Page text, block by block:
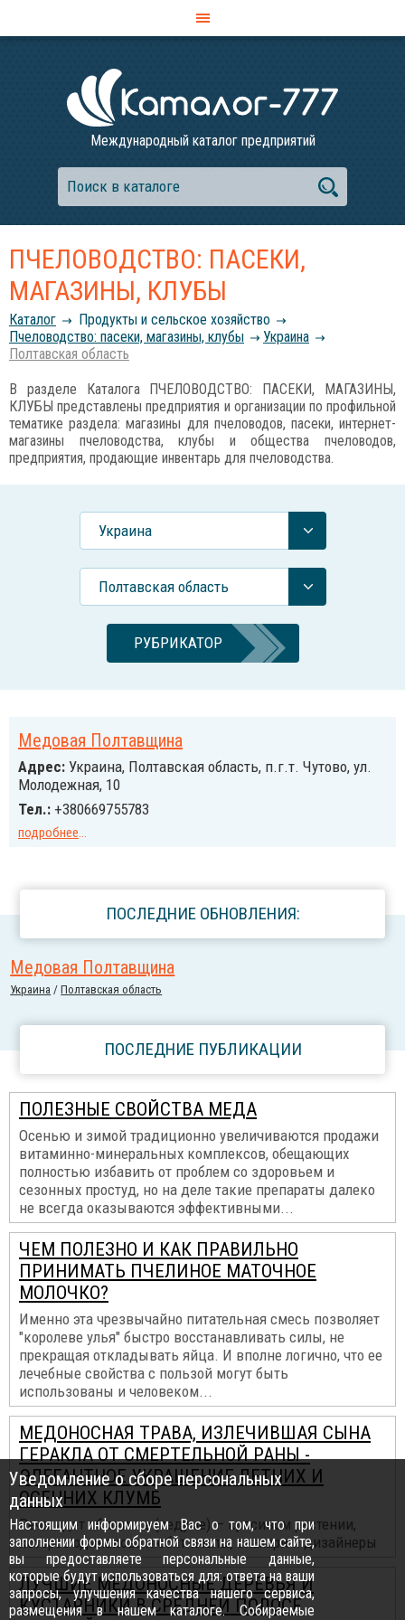
Международный каталог предприятий
ПЧЕЛОВОДСТВО: ПАСЕКИ,
МАГАЗИНЫ, КЛУБЫ
Каталог
Продукты и сельское хозяйство
Пчеловодство: пасеки, магазины, клубы
Украина
Полтавская область
В разделе Каталога ПЧЕЛОВОДСТВО: ПАСЕКИ, МАГАЗИНЫ,
КЛУБЫ представлены предприятия и организации по профильной
тематике раздела: магазины для пчеловодов, пасеки, интернет-
магазины пчеловодства, клубы и общества пчеловодов,
предприятия, продающие инвентарь для пчеловодства.
Украина
Полтавская область
РУБРИКАТОР
Медовая Полтавщина
Адрес: Украина, Полтавская область, п.г.т. Чутово, ул.
Молодежная, 10
Тел.: +380669755783
подробнее...
ПОСЛЕДНИЕ ОБНОВЛЕНИЯ:
Медовая Полтавщина
Украина /Полтавская область
ПОСЛЕДНИЕ ПУБЛИКАЦИИ
ПОЛЕЗНЫЕ СВОЙСТВА МЕДА
Осенью и зимой традиционно увеличиваются продажи
витаминно-минеральных комплексов, обещающих
полностью избавить от проблем со здоровьем и
сезонных простуд, но на деле такие препараты далеко
не всегда оказываются эффективными...
ЧЕМ ПОЛЕЗНО И КАК ПРАВИЛЬНО
ПРИНИМАТЬ ПЧЕЛИНОЕ МАТОЧНОЕ
МОЛОЧКО?
Именно эта чрезвычайно питательная смесь позволяет
"королеве улья" быстро восстанавливать силы, не
прекращая откладывать яйца. И вполне логично, что ее
лечебные свойства с пользой могут быть
использованы и человеком...
МЕДОНОСНАЯ ТРАВА, ИЗЛЕЧИВШАЯ СЫНА
ГЕРАКЛА ОТ СМЕРТЕЛЬНОЙ РАНЫ -
ЭЛЕГАНТНОЕ УКРАШЕНИЕ ЛЕТНИХ И
ОСЕННИХ КЛУМБ
Речь идет об очитке (седуме) — красивом растении,
которое одинаково любят пчелы, знахари и дизайнеры
ЛУЧШИЕ МЕДОНОСНЫЕ ДЕРЕВЬЯ И
КУСТАРНИКИ В СРЕДНЕЙ ПОЛОСЕ
Уведомление о сборе персональных
данных
Настоящим информируем Вас о том, что при
заполнении формы обратной связи на нашем сайте,
вы предоставляете персональные данные,
которые будут использоваться для: ответа на ваши
запросы, улучшения качества нашего сервиса,
размещения в нашем каталоге. Собираемые